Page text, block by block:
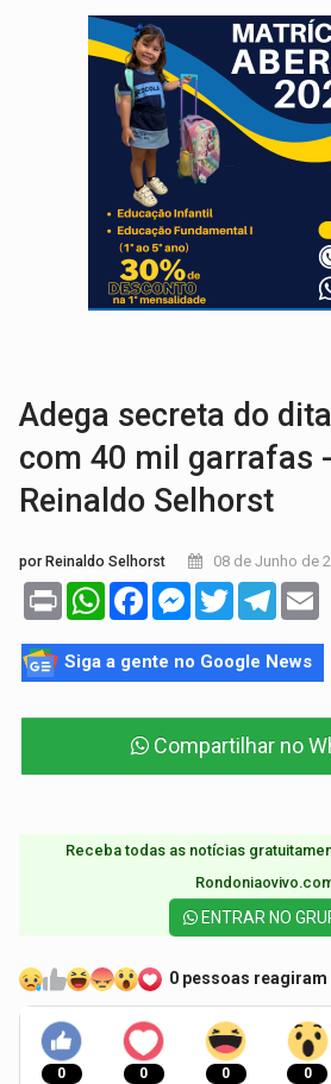
VÍDEO:Ciclista é
Publicação Legal:AVISO DE
FUTEBOL:Confira
Publicação Legal:
EM 18 MESES: Léo Moraes
ELEIÇÕES 2026: Candidata a
VÍDEO:Casal de garimpeiros
Adega secreta do
com 40 mil garrafas
Reinaldo Selhorst
por Reinaldo Selhorst 08 de Junho de
Print WhatsAppFacebookMessenger
Twitter
Siga a gente no Google News
Compartilhar no
Receba todas as notícias
ENTRAR NO
0 pessoas reagiram
0 0 0 0